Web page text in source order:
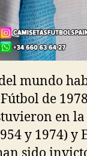
mundo
de
en
y 1974) y